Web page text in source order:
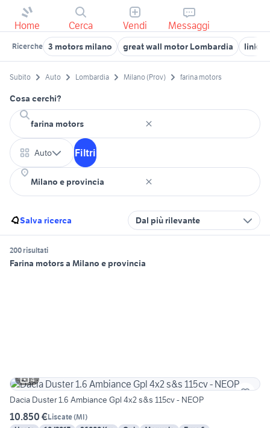
Home Cerca Vendi Messaggi
Ricerche 3 motors milano great wall motor Lombardia link
Subito Auto Lombardia Milano (Prov) farina motors
Cosa cerchi?
Auto Filtri
Salva ricerca Dal più rilevante
200 risultati
Farina motors a Milano e provincia
4
Dacia Duster 1.6 Ambiance Gpl 4x2 s&s 115cv - NEOP
10.850 €Liscate(MI)